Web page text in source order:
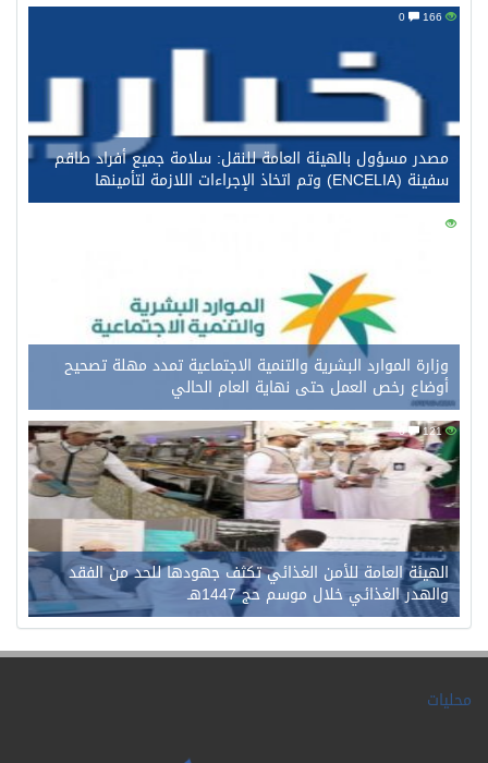
مصدر مسؤول بالهيئة العامة للنقل: سلامة جميع أفراد طاقم
سفينة (ENCELIA) وتم اتخاذ الإجراءات اللازمة لتأمينها
145
وزارة الموارد البشرية والتنمية الاجتماعية تمدد مهلة تصحيح
أوضاع رخص العمل حتى نهاية العام الحالي
121
0
الهيئة العامة للأمن الغذائي تكثف جهودها للحد من الفقد
والهدر الغذائي خلال موسم حج 1447هـ
محليات